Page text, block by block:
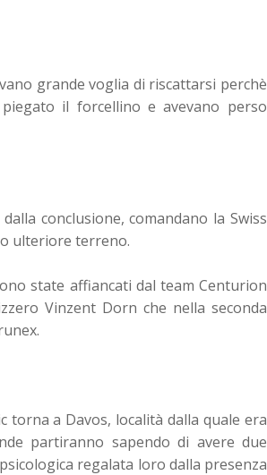
grande voglia di riscattarsi perchè
il forcellino e avevano perso
conclusione, comandano la Swiss
ulteriore terreno.
state affiancati dal team Centurion
Vinzent Dorn che nella seconda
torna a Davos, località dalla quale era
partiranno sapendo di avere due
regalata loro dalla presenza